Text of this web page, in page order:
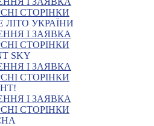
СТОРІНКИ
УКРАЇНИ
І ЗАЯВКА
СТОРІНКИ
SKY
І ЗАЯВКА
СТОРІНКИ
І ЗАЯВКА
СТОРІНКИ